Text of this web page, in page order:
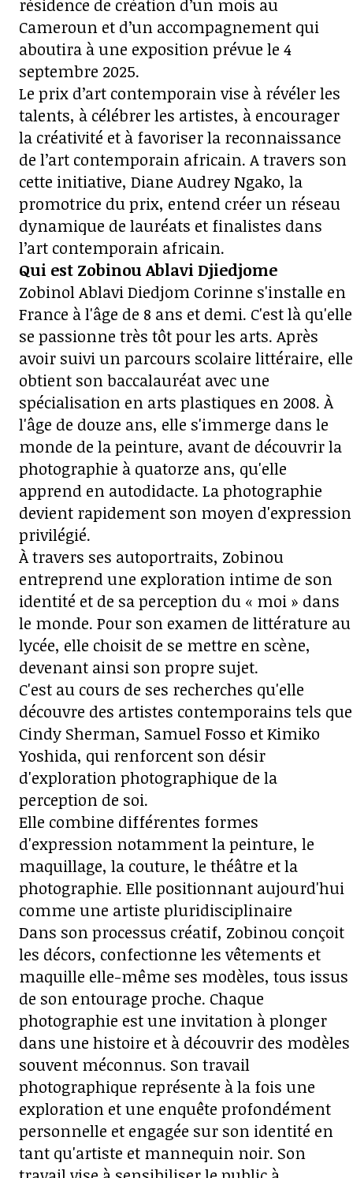
résidence de création d’un mois au
Cameroun et d’un accompagnement qui
aboutira à une exposition prévue le 4
septembre 2025.
Le prix d’art contemporain vise à révéler les
talents, à célébrer les artistes, à encourager
la créativité et à favoriser la reconnaissance
de l’art contemporain africain. A travers son
cette initiative, Diane Audrey Ngako, la
promotrice du prix, entend créer un réseau
dynamique de lauréats et finalistes dans
l’art contemporain africain.
Qui est Zobinou Ablavi Djiedjome
Zobinol Ablavi Diedjom Corinne s'installe en
France à l'âge de 8 ans et demi. C'est là qu'elle
se passionne très tôt pour les arts. Après
avoir suivi un parcours scolaire littéraire, elle
obtient son baccalauréat avec une
spécialisation en arts plastiques en 2008. À
l'âge de douze ans, elle s'immerge dans le
monde de la peinture, avant de découvrir la
photographie à quatorze ans, qu'elle
apprend en autodidacte. La photographie
devient rapidement son moyen d'expression
privilégié.
À travers ses autoportraits, Zobinou
entreprend une exploration intime de son
identité et de sa perception du « moi » dans
le monde. Pour son examen de littérature au
lycée, elle choisit de se mettre en scène,
devenant ainsi son propre sujet.
C'est au cours de ses recherches qu'elle
découvre des artistes contemporains tels que
Cindy Sherman, Samuel Fosso et Kimiko
Yoshida, qui renforcent son désir
d'exploration photographique de la
perception de soi.
Elle combine différentes formes
d'expression notamment la peinture, le
maquillage, la couture, le théâtre et la
photographie. Elle positionnant aujourd'hui
comme une artiste pluridisciplinaire
Dans son processus créatif, Zobinou conçoit
les décors, confectionne les vêtements et
maquille elle-même ses modèles, tous issus
de son entourage proche. Chaque
photographie est une invitation à plonger
dans une histoire et à découvrir des modèles
souvent méconnus. Son travail
photographique représente à la fois une
exploration et une enquête profondément
personnelle et engagée sur son identité en
tant qu'artiste et mannequin noir. Son